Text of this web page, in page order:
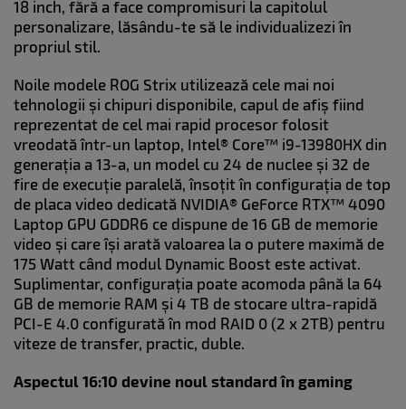
18 inch, fără a face compromisuri la capitolul
personalizare, lăsându-te să le individualizezi în
propriul stil.
Noile modele ROG Strix utilizează cele mai noi
tehnologii și chipuri disponibile, capul de afiș fiind
reprezentat de cel mai rapid procesor folosit
vreodată într-un laptop, Intel® Core™ i9-13980HX din
generația a 13-a, un model cu 24 de nuclee și 32 de
fire de execuție paralelă, însoțit în configurația de top
de placa video dedicată NVIDIA® GeForce RTX™ 4090
Laptop GPU GDDR6 ce dispune de 16 GB de memorie
video și care își arată valoarea la o putere maximă de
175 Watt când modul Dynamic Boost este activat.
Suplimentar, configurația poate acomoda până la 64
GB de memorie RAM și 4 TB de stocare ultra-rapidă
PCI-E 4.0 configurată în mod RAID 0 (2 x 2TB) pentru
viteze de transfer, practic, duble.
Aspectul 16:10 devine noul standard în gaming